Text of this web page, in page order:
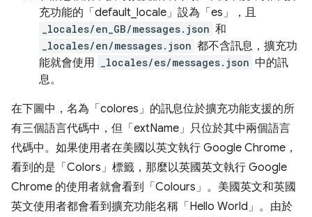
充功能的「default_locale」設為「es」，且
_locales/en_GB/messages.json 和
_locales/en/messages.json 都不含訊息，擴充功
能就會使用
_locales/es/messages.json 中的訊
息。
在下圖中，名為「colores」的訊息位於擴充功能支援的所
有三個語言代碼中，但「extName」只位於其中兩個語言
代碼中。如果使用者在美國以英文執行 Google Chrome，
看到的是「Colors」標籤，那麼以英國英文執行 Google
Chrome 的使用者就會看到「Colours」。美國英文和英國
英文使用者都會看到擴充功能名稱「Hello World」。由於